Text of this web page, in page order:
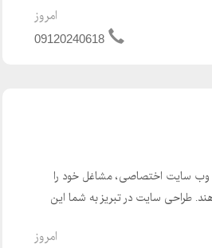
امروز
09120240618
وب سایت اختصاصی، مشاغل خود را
طراحی سایت در تبریز به شما این
امروز